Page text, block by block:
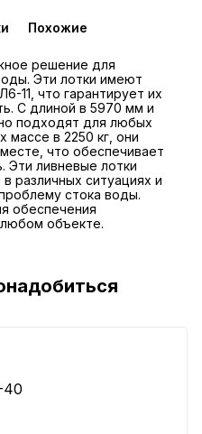
Похожие
решение для
Эти лотки имеют
11, что гарантирует их
С длиной в 5970 мм и
подходят для любых
массе в 2250 кг, они
что обеспечивает
Эти ливневые лотки
различных ситуациях и
стока воды.
обеспечения
объекте.